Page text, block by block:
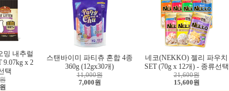
밍 내추럴
9.07kg x 2
택
스탠바이미 파티츄 혼합 4종
360g (12gx30개)
11,000원
7,000원
네코(NEKKO) 젤리 파우치
SET (70g x 12개) - 종류선택
21,600원
15,600원